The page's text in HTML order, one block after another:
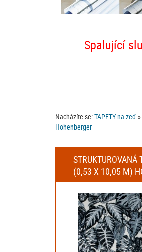
Spalující
Nacházíte se:TAPETY na zeď »
Hohenberger
(0,53 X 10,05 M)